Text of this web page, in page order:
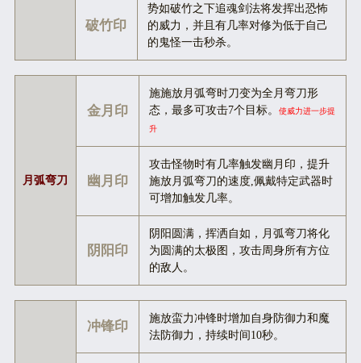
破竹印
势如破竹之下追魂剑法将发挥出恐怖
的威力，并且有几率对修为低于自己
的鬼怪一击秒杀。
月弧弯刀
金月印
施施放月弧弯时刀变为全月弯刀形
态，最多可攻击7个目标。
使威力进一步提
升
幽月印
攻击怪物时有几率触发幽月印，提升
施放月弧弯刀的速度,佩戴特定武器时
可增加触发几率。
阴阳印
阴阳圆满，挥洒自如，月弧弯刀将化
为圆满的太极图，攻击周身所有方位
的敌人。
冲锋印
施放蛮力冲锋时增加自身防御力和魔
法防御力，持续时间10秒。